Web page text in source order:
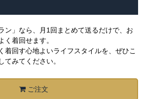
ン」なら、月1回まとめて送るだけで、お
く着回せます。
着回す心地よいライフスタイルを、ぜひこ
てみてください。
ご注文